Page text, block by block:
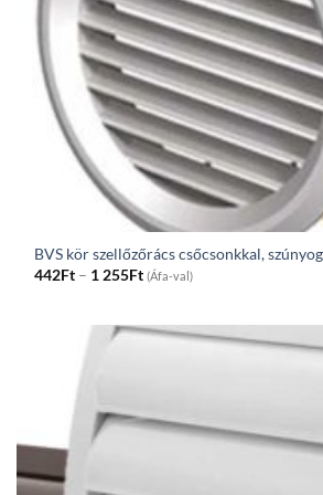
BVS kör szellőzőrács csőcsonkkal,
442Ft – 1 255FtPrice
range:
1
(Áfa-val)